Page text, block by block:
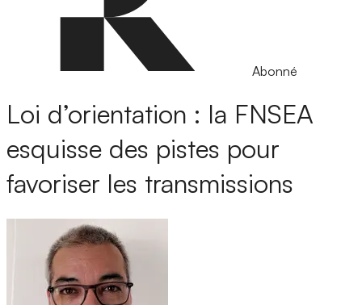
Abonné
Loi d’orientation : la FNSEA
esquisse des pistes pour
favoriser les transmissions